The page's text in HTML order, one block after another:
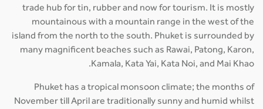
trade hub for tin, rubber and now for tourism. It is mostly
mountainous with a mountain range in the west of the
island from the north to the south. Phuket is surrounded by
many magnificent beaches such as Rawai, Patong, Karon,
Kamala, Kata Yai, Kata Noi, and Mai Khao.
Phuket has a tropical monsoon climate; the months of
November till April are traditionally sunny and humid whilst